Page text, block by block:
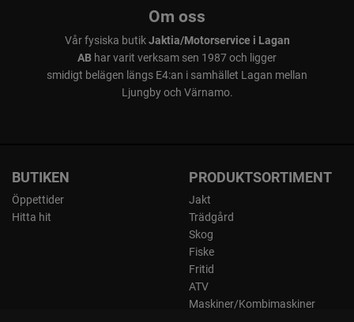
Om oss
Vår fysiska butikJaktia/Motorservice i Lagan
AB har varit verksam sen 1987 och ligger
smidigt belägen längs E4:an i samhället Lagan mellan
Ljungby och Värnamo.
BUTIKEN
Öppettider
Hitta hit
PRODUKTSORTIMENT
Jakt
Trädgård
Skog
Fiske
Fritid
ATV
Maskiner/Kombimaskiner